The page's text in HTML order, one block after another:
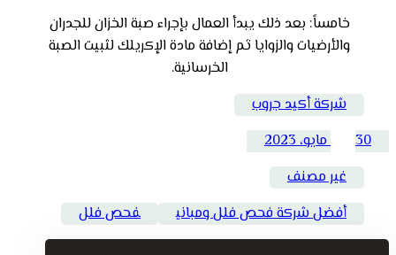
خامساً: بعد ذلك يبدأ العمال بإجراء صبة الخزان للجدران
والأرضيات والزوايا ثم إضافة مادة الإكريلك لثبيت الصبة
الخرسانية.
شركة أكيد جروب
30 مايو، 2023
غير مصنف
أفضل شركة فحص فلل ومباني
فحص فلل